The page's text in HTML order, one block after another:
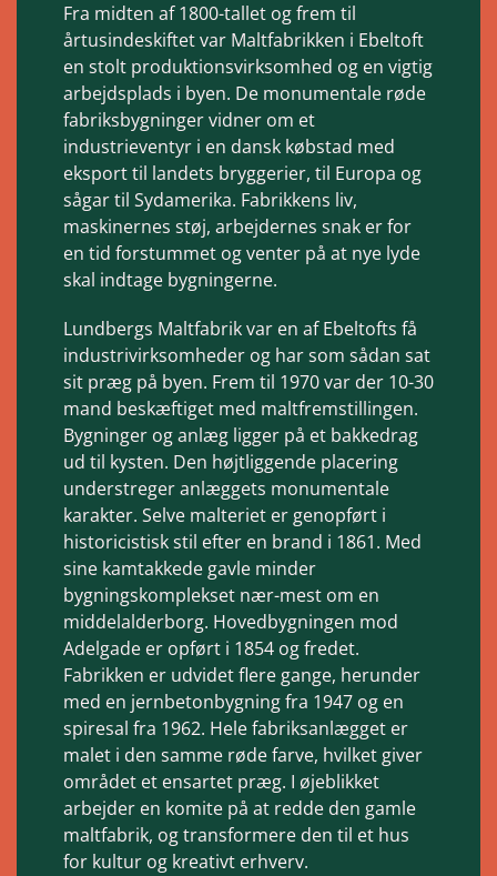
Fra midten af 1800-tallet og frem til
årtusindeskiftet var Maltfabrikken i Ebeltoft
en stolt produktionsvirksomhed og en vigtig
arbejdsplads i byen. De monumentale røde
fabriksbygninger vidner om et
industrieventyr i en dansk købstad med
eksport til landets bryggerier, til Europa og
sågar til Sydamerika. Fabrikkens liv,
maskinernes støj, arbejdernes snak er for
en tid forstummet og venter på at nye lyde
skal indtage bygningerne.
Lundbergs Maltfabrik var en af Ebeltofts få
industrivirksomheder og har som sådan sat
sit præg på byen. Frem til 1970 var der 10-30
mand beskæftiget med maltfremstillingen.
Bygninger og anlæg ligger på et bakkedrag
ud til kysten. Den højtliggende placering
understreger anlæggets monumentale
karakter. Selve malteriet er genopført i
historicistisk stil efter en brand i 1861. Med
sine kamtakkede gavle minder
bygningskomplekset nær-mest om en
middelalderborg. Hovedbygningen mod
Adelgade er opført i 1854 og fredet.
Fabrikken er udvidet flere gange, herunder
med en jernbetonbygning fra 1947 og en
spiresal fra 1962. Hele fabriksanlægget er
malet i den samme røde farve, hvilket giver
området et ensartet præg. I øjeblikket
arbejder en komite på at redde den gamle
maltfabrik, og transformere den til et hus
for kultur og kreativt erhverv.